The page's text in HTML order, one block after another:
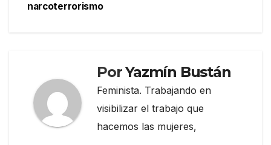
narcoterrorismo
PorYazmín Bustán
Feminista. Trabajando en
visibilizar el trabajo que
hacemos las mujeres,